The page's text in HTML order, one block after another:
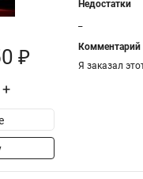
₽
+
Недостатки
Комментарий
Я заказал